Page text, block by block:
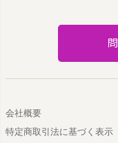
会社概要
特定商取引法に基づく表示